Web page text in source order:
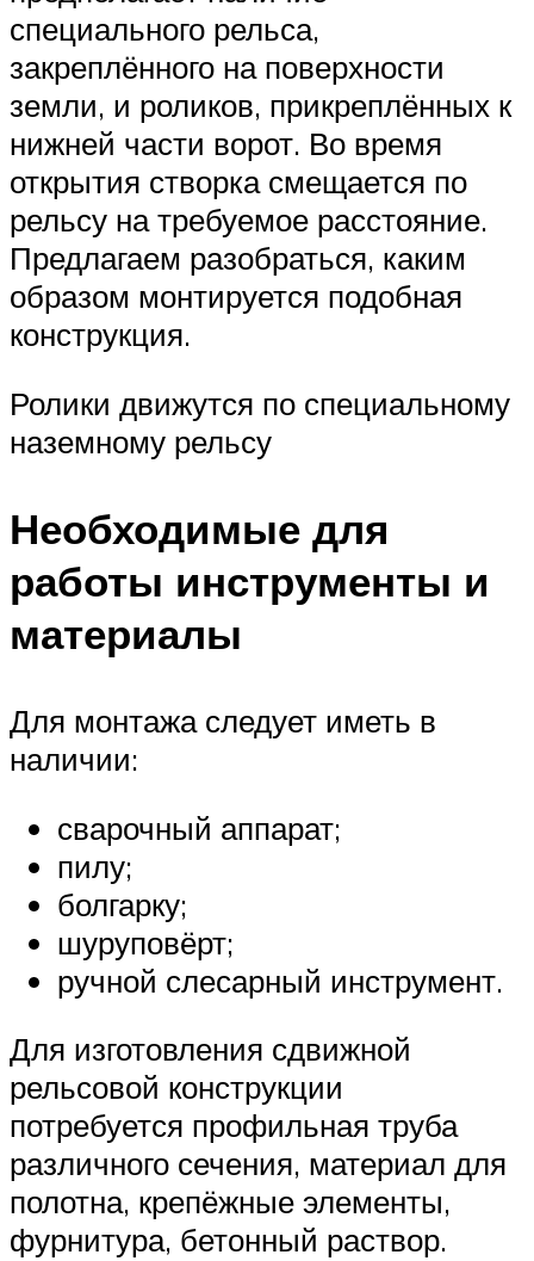
специального рельса,
закреплённого на поверхности
земли, и роликов, прикреплённых к
нижней части ворот. Во время
открытия створка смещается по
рельсу на требуемое расстояние.
Предлагаем разобраться, каким
образом монтируется подобная
конструкция.
Ролики движутся по специальному
наземному рельсу
Необходимые для
работы инструменты и
материалы
Для монтажа следует иметь в
наличии:
сварочный аппарат;
пилу;
болгарку;
шуруповёрт;
ручной слесарный инструмент.
Для изготовления сдвижной
рельсовой конструкции
потребуется профильная труба
различного сечения, материал для
полотна, крепёжные элементы,
фурнитура, бетонный раствор.